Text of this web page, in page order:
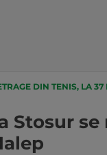
TENIS, LA 37 DE ANI.
Stosur